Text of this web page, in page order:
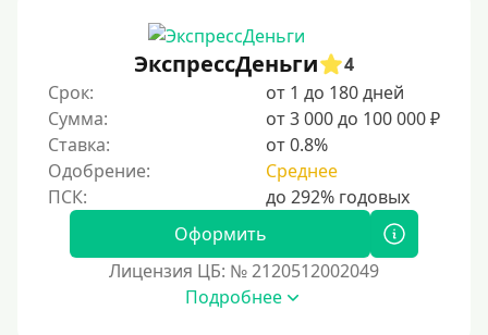
Первый кредит без переплат
Без процентов на 30 дней
Под 0 %
Условия
С опцией досрочного погашения долга
Без страховок и комиссий
Со страховкой
ЭкспрессДеньги
4
Срок:
от 1 до 180 дней
Сумма:
от 3 000 до 100 000 ₽
Ставка:
от 0.8%
Одобрение:
Среднее
Оформить
Лицензия ЦБ: № 2120512002049
Подробнее